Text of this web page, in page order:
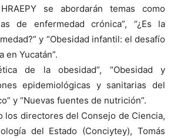
se abordarán temas como
de enfermedad crónica”, “¿Es la
y “Obesidad infantil: el desafío
en Yucatán”.
de la obesidad”, “Obesidad y
epidemiológicas y sanitarias del
y “Nuevas fuentes de nutrición”.
los directores del Consejo de Ciencia,
del Estado (Conciytey), Tomás